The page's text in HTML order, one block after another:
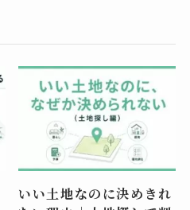
いい土地なのに決めきれ